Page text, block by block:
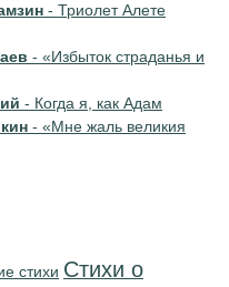
- Триолет Алете
- «Избыток страданья и
- Когда я, как Адам
- «Мне жаль великия
стихи Стихи о